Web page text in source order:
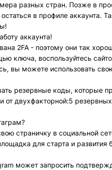
разных стран. Позже в
в профиле аккаунта.
аккаунта!
2FA - поэтому они так
ключа, воспользуйтесь
вы можете использовать
резервные коды, которые
от двухфакторной:5
страничку в социальной
для старта и развития
может запросить